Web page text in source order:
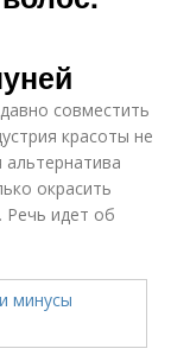
совместить
красоты не
альтернатива
окрасить
Речь идет об